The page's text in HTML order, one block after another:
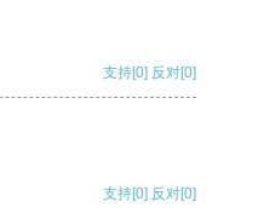
支持[0] 反对[0]
支持[0] 反对[0]